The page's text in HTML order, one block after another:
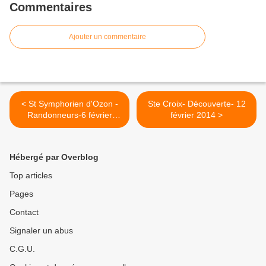
Commentaires
Ajouter un commentaire
< St Symphorien d'Ozon -
Randonneurs-6 février
2014
Ste Croix- Découverte- 12
février 2014 >
Hébergé par Overblog
Top articles
Pages
Contact
Signaler un abus
C.G.U.